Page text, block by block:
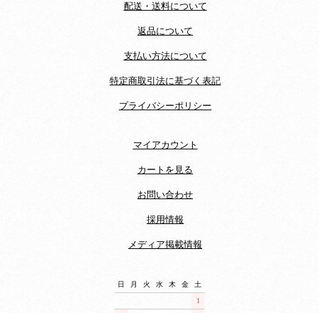
配送・送料について
返品について
支払い方法について
特定商取引法に基づく表記
プライバシーポリシー
マイアカウント
カートを見る
お問い合わせ
採用情報
メディア掲載情報
日 月 火 水 木 金 土
1